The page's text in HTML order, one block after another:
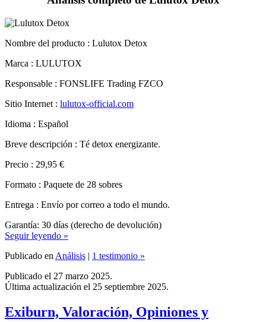
Nombre del producto :
Marca : LULUTOX
Responsable : FONSLIFE Trading FZCO
Sitio Internet :lulutox-official.com
Idioma : Español
Breve descripción : Té detox energizante.
Precio : 29,95 €
Formato : Paquete de 28 sobres
Entrega : Envío por correo a todo el mundo.
Garantía: 30 días (derecho de devolución)
Publicado enAnálisis
Publicado el 27 marzo 2025.
Exiburn, Valoración, Opiniones y
Testimonios.